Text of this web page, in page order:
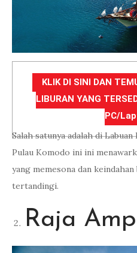
KLIK DI SINI DAN
LIBURAN YANG
PC/
Salah satunya adalah di
Pulau Komodo ini ini
yang memesona dan
tertandingi.
Raja